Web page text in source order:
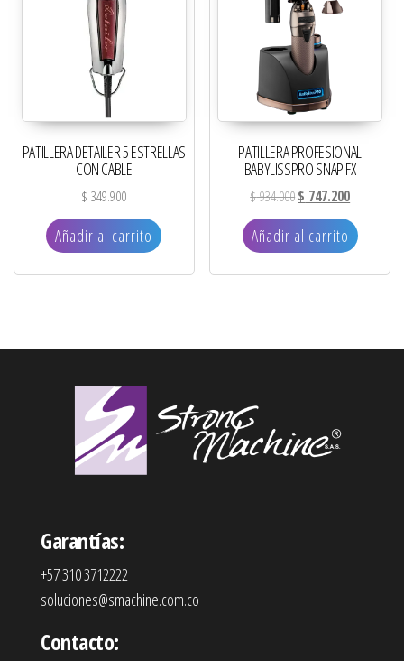
PATILLERA DETAILER 5 ESTRELLAS
CON CABLE
$ 349.900
Añadir al carrito
PATILLERA PROFESIONAL
BABYLISSPRO SNAP FX
$934.000El precio original era:
$ 747.200El precio
Añadir al carrito
Garantías:
+57 310 3712222
soluciones@smachine.com.co
Contacto: